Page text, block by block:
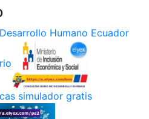
Humano Ecuador
simulador gratis